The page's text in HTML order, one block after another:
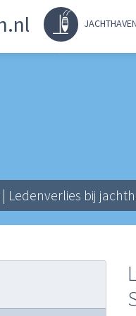
| Ledenverlies bij